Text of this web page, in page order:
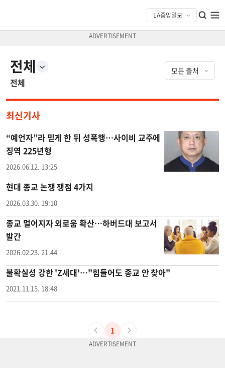
전체
전체
최신기사
“예언자”라 믿게 한 뒤 성폭행…사이비 교주에
징역 225년형
2026.06.12. 13:25
현대 종교 논쟁 쟁점 4가지
2026.03.30. 19:10
종교 멀어지자 외로움 확산…하버드대 보고서
발간
2026.02.23. 21:44
불확실성 강한 'Z세대'…"힘들어도 종교 안 찾아"
2021.11.15. 18:48
1